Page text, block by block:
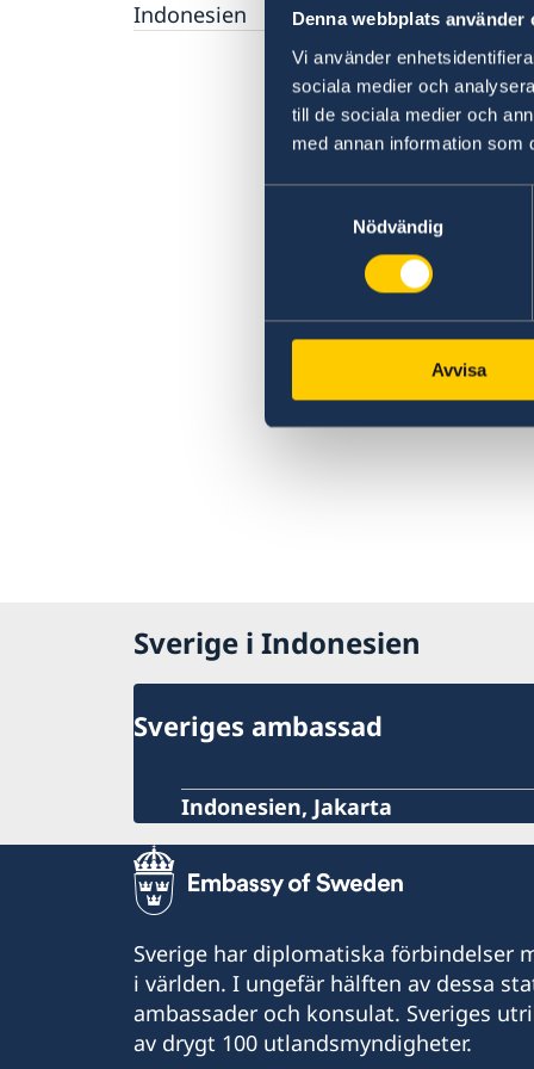
Denna webbplats använder
Vi använder
sociala medier och
till de sociala medier och
med annan information som
Nödvändig
Avvisa
Indonesien
Sweden-Indonesia Sustainability Partnership
Sverige i Indonesien
Sveriges ambassad
Indonesien, Jakarta
Sverige har diplomatiska förbindelser
i världen. I ungefär hälften av dessa
ambassader och konsulat. Sveriges
av drygt 100 utlandsmyndigheter.